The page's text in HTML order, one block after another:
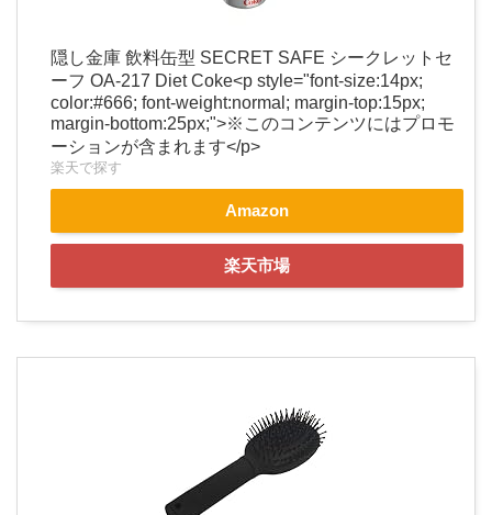
隠し金庫 飲料缶型 SECRET SAFE シークレットセ
ーフ OA-217 Diet Coke<p style="font-size:14px;
color:#666; font-weight:normal; margin-top:15px;
margin-bottom:25px;">※このコンテンツにはプロモ
ーションが含まれます</p>
楽天で探す
Amazon
楽天市場